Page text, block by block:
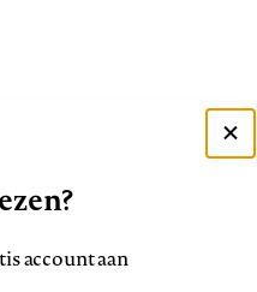
Volg
op
op
Privacy About us
account aan